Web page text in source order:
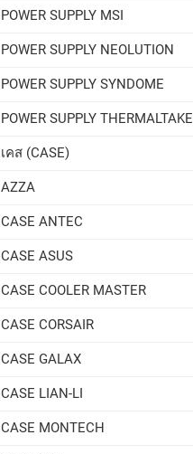
POWER SUPPLY MSI
POWER SUPPLY NEOLUTION
POWER SUPPLY SYNDOME
POWER SUPPLY THERMALTAKE
เคส (CASE)
AZZA
CASE ANTEC
CASE ASUS
CASE COOLER MASTER
CASE CORSAIR
CASE GALAX
CASE LIAN-LI
CASE MONTECH